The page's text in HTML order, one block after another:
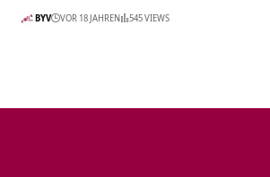
BYV VOR 18 JAHREN 545 VIEWS